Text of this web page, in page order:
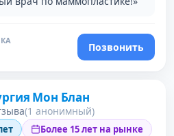
Позвонить
Мон Блан
(1 анонимный)
Более 15 лет на рынке